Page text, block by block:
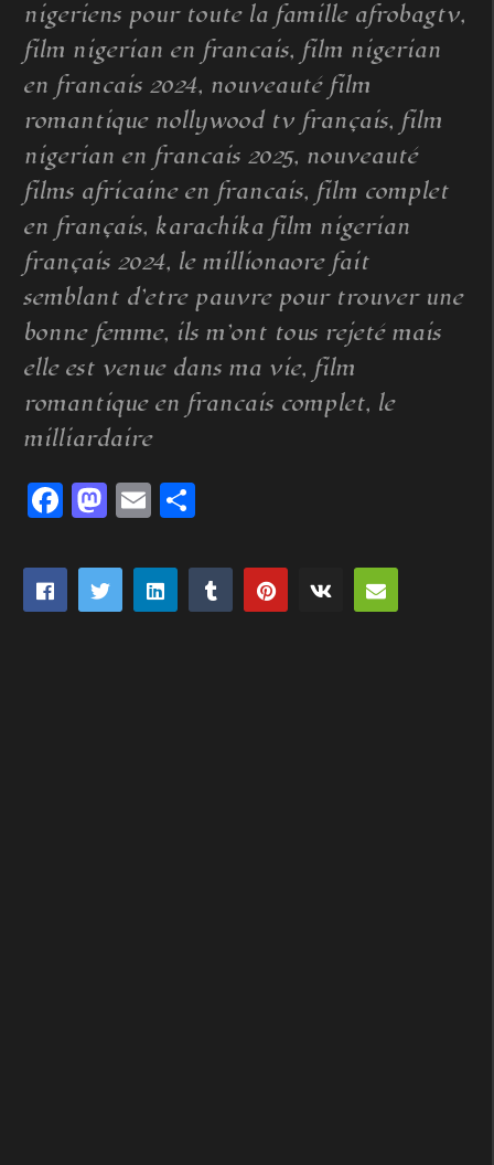
nigeriens pour toute la famille afrobagtv,
film nigerian en francais, film nigerian
en francais 2024, nouveauté film
romantique nollywood tv français, film
nigerian en francais 2025, nouveauté
films africaine en francais, film complet
en français, karachika film nigerian
français 2024, le millionaore fait
semblant d’etre pauvre pour trouver une
bonne femme, ils m’ont tous rejeté mais
elle est venue dans ma vie, film
romantique en francais complet, le
milliardaire
Facebook
Mastodon
Email